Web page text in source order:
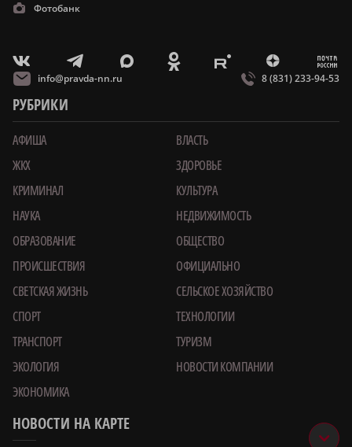
Фотобанк
V T X O E Z m
info@pravda-nn.ru 8 (831) 233-94-53
РУБРИКИ
АФИША
ВЛАСТЬ
ЖКХ
ЗДОРОВЬЕ
КРИМИНАЛ
КУЛЬТУРА
НАУКА
НЕДВИЖИМОСТЬ
ОБРАЗОВАНИЕ
ОБЩЕСТВО
ПРОИСШЕСТВИЯ
ОФИЦИАЛЬНО
СВЕТСКАЯ ЖИЗНЬ
СЕЛЬСКОЕ ХОЗЯЙСТВО
СПОРТ
ТЕХНОЛОГИИ
ТРАНСПОРТ
ТУРИЗМ
ЭКОЛОГИЯ
НОВОСТИ КОМПАНИИ
ЭКОНОМИКА
НОВОСТИ НА КАРТЕ